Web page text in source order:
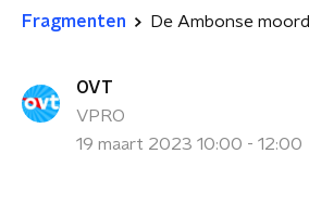
Fragmenten De Ambonse moord
OVT
VPRO
19 maart 2023 10:00 - 12:00